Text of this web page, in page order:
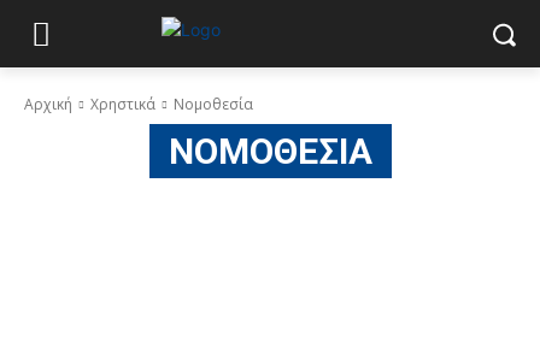
Αρχική Χρηστικά Νομοθεσία
ΝΟΜΟΘΕΣΊΑ